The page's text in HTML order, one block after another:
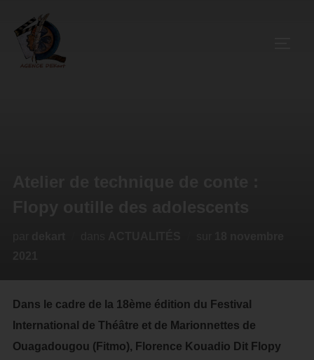
Dans le cadre de la 18ème édition du Festival
International de Théâtre et de Marionnettes de
Ouagadougou (Fitmo), Florence Kouadio Dit Flopy